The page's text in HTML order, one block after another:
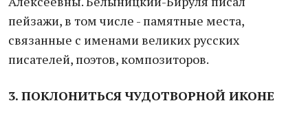
пейзажи, в том числе - памятные места,
связанные с именами великих русских
писателей, поэтов, композиторов.
3. ПОКЛОНИТЬСЯ ЧУДОТВОРНОЙ ИКОНЕ